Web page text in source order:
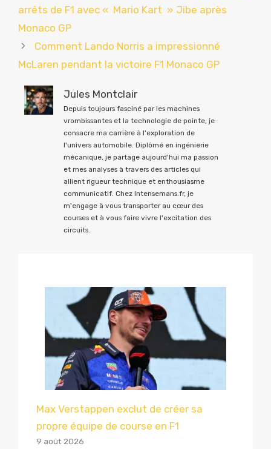
arrêts de F1 avec « Mario Kart » Jibe après
Monaco GP
Comment Lando Norris a impressionné
McLaren pendant la victoire F1 Monaco GP
Jules Montclair
Depuis toujours fasciné par les machines
vrombissantes et la technologie de pointe, je
consacre ma carrière à l'exploration de
l'univers automobile. Diplômé en ingénierie
mécanique, je partage aujourd'hui ma passion
et mes analyses à travers des articles qui
allient rigueur technique et enthousiasme
communicatif. Chez Intensemans.fr, je
m'engage à vous transporter au cœur des
courses et à vous faire vivre l'excitation des
circuits.
Max Verstappen exclut de créer sa
propre équipe de course en F1
9 août 2026